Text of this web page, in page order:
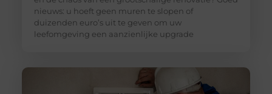
nieuws: u hoeft geen muren te slopen of
duizenden euro’s uit te geven om uw
leefomgeving een aanzienlijke upgrade